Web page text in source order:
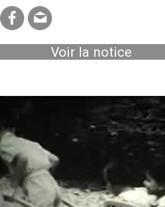
Voir la notice